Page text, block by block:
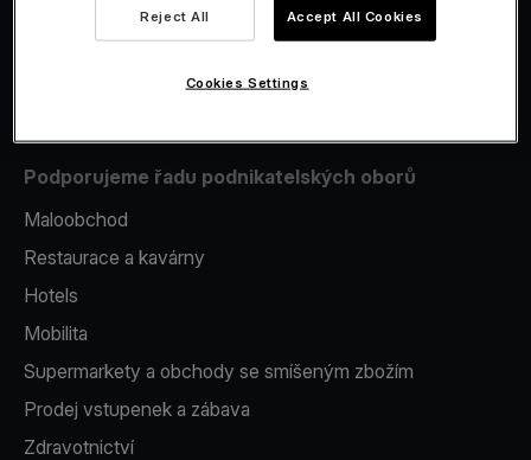
Platební terminál v telefonu
Podporujeme řadu podnikatelských oborů
Maloobchod
Restaurace a kavárny
Hotels
Mobilita
Supermarkety a obchody se smíšeným zbožím
Prodej vstupenek a zábava
Zdravotnictví
Reject All Accept All Cookies
Cookies Settings